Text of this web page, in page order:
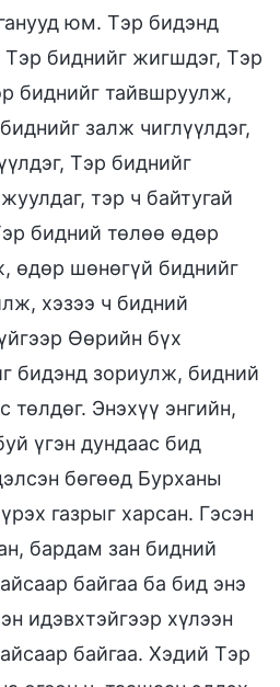
юм. Тэр бидэнд
Тэр биднийг жигшдэг, Тэр
биднийг тайвшруулж,
залж чиглүүлдэг,
Тэр биднийг
тэр ч байтугай
бидний төлөө өдөр
өдөр шөнөгүй биднийг
хэзээ ч бидний
Өөрийн бүх
бидэнд зориулж, бидний
төлдөг. Энэхүү энгийн,
үгэн дундаас бид
бөгөөд Бурханы
газрыг харсан. Гэсэн
бардам зан бидний
байгаа ба бид энэ
идэвхтэйгээр хүлээн
байгаа. Хэдий Тэр